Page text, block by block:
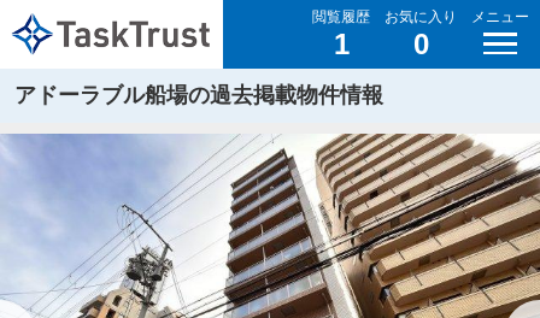
閲覧履歴
1
お気に入り
0
メニュー
アドーラブル船場の過去掲載物件情報